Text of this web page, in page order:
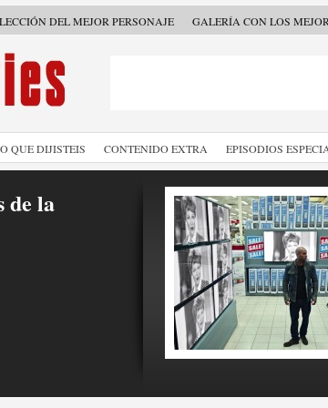
DEL MEJOR PERSONAJE GALERÍA CON LOS
QUE DIJISTEIS CONTENIDO EXTRA EPISODIOS
de la